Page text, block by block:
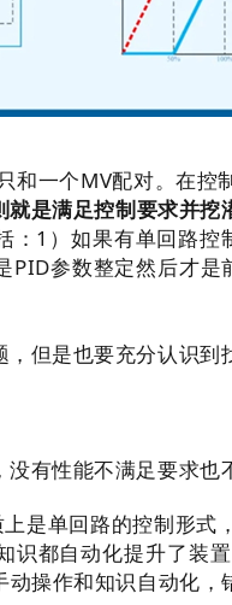
和一个MV配对。在
就是满足控制要求并挖
：1）如果有单回路
PID参数整定然后才
但是也要充分认识
有性能不满足要求
是单回路的控制形
识都自动化提升了装
动操作和知识自动化